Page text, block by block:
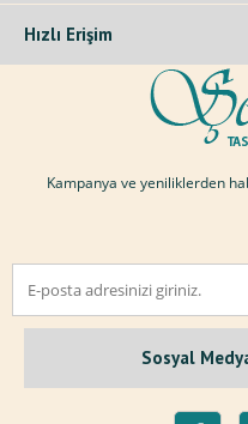
Hızlı Erişim
Kampanya ve yeniliklerden
Sosyal